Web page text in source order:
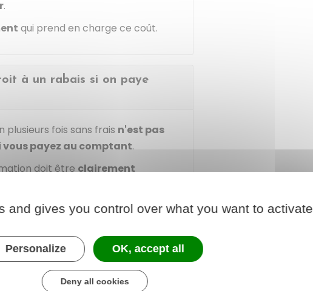
.
qui prend en charge ce coût.
à un rabais si on paye
fois sans frais n'est pas
payez au comptant.
doit êtreclairement
comparer les 2 options en toute
un crédit gratuit à la
and gives you control over what you want to activate
Personalize OK, accept all
Deny all cookies